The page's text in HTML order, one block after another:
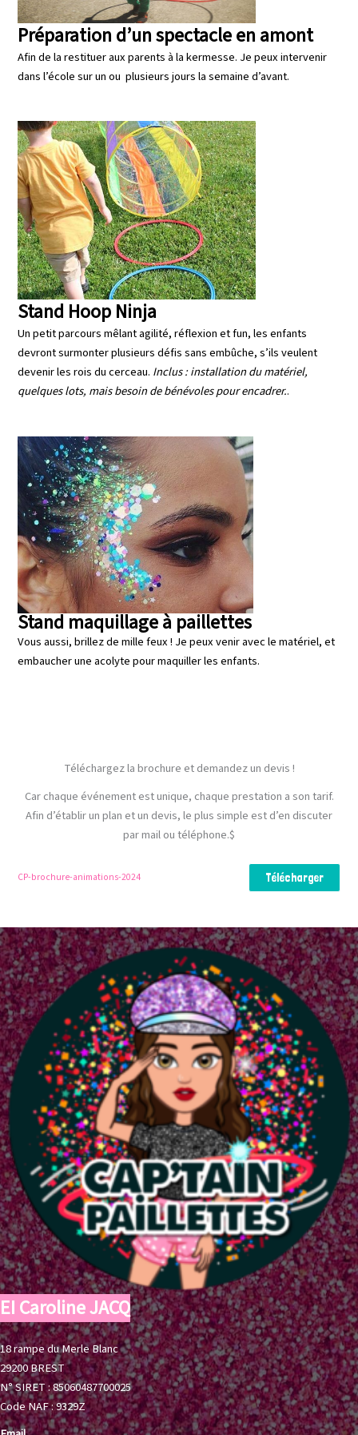
Préparation d’un spectacle en amont
Afin de la restituer aux parents à la kermesse. Je peux intervenir
dans l’école sur un ou plusieurs jours la semaine d’avant.
Stand Hoop Ninja
Un petit parcours mêlant agilité, réflexion et fun, les enfants
devront surmonter plusieurs défis sans embûche, s’ils veulent
devenir les rois du cerceau. Inclus : installation du matériel,
quelques lots, mais besoin de bénévoles pour encadrer..
Stand maquillage à paillettes
Vous aussi, brillez de mille feux ! Je peux venir avec le matériel, et
embaucher une acolyte pour maquiller les enfants.
Téléchargez la brochure et demandez un devis !
Car chaque événement est unique, chaque prestation a son tarif.
Afin d’établir un plan et un devis, le plus simple est d’en discuter
par mail ou téléphone.$
CP-brochure-animations-2024 Télécharger
EI Caroline JACQ
18 rampe du Merle Blanc
29200 BREST
N° SIRET : 85060487700025
Code NAF : 9329Z